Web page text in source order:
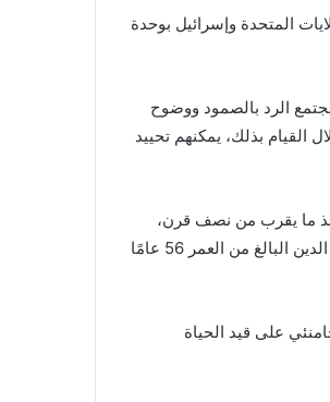
المتحدة وإسرائيل بوحدة
الرد بالصمود ووضوح
القيام بذلك، يمكنهم تحييد
ما يقرب من نصف قرن،
كان خامنئي غائبا بشكل واضح. وبدلاً من ذلك، تمت قراءة التصريحات المنسوبة إلى رجل الدين البالغ من العمر 56 عامًا
على قيد الحياة